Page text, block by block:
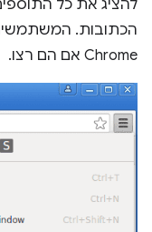
הכתובות.
Chrome אם הם רצו.